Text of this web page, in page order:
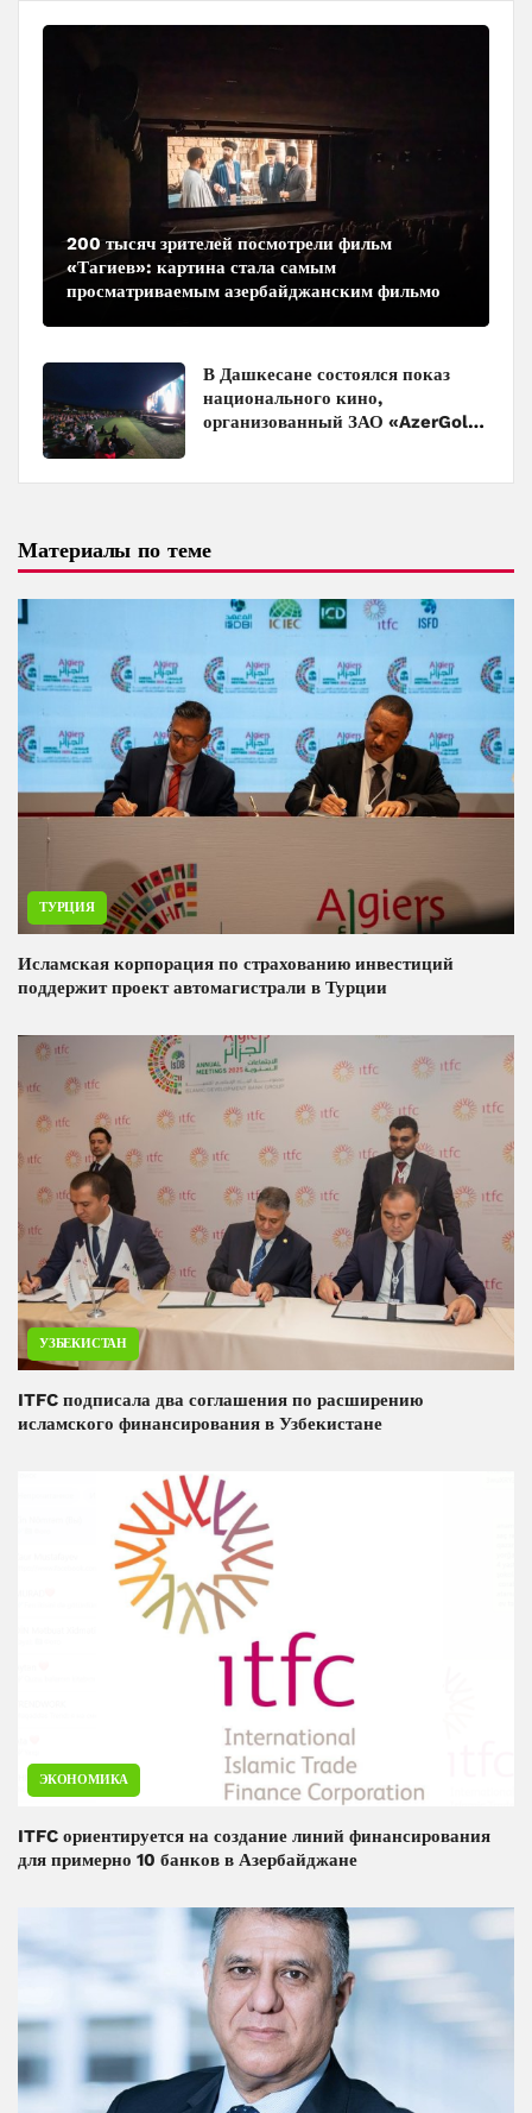
200 тысяч зрителей посмотрели фильм
«Тагиев»: картина стала самым
просматриваемым азербайджанским фильмом
В Дашкесане состоялся показ
национального кино,
организованный ЗАО «AzerGold»
Материалы по теме
ТУРЦИЯ
Исламская корпорация по страхованию инвестиций
поддержит проект автомагистрали в Турции
УЗБЕКИСТАН
ITFC подписала два соглашения по расширению
исламского финансирования в Узбекистане
ЭКОНОМИКА
ITFC ориентируется на создание линий финансирования
для примерно 10 банков в Азербайджане